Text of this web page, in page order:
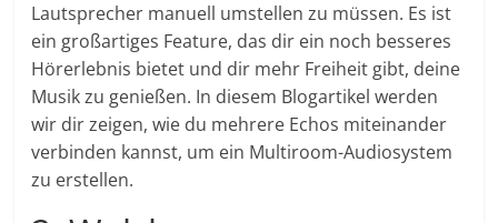
Lautsprecher manuell umstellen zu müssen. Es ist
ein großartiges Feature, das dir ein noch besseres
Hörerlebnis bietet und dir mehr Freiheit gibt, deine
Musik zu genießen. In diesem Blogartikel werden
wir dir zeigen, wie du mehrere Echos miteinander
verbinden kannst, um ein Multiroom-Audiosystem
zu erstellen.